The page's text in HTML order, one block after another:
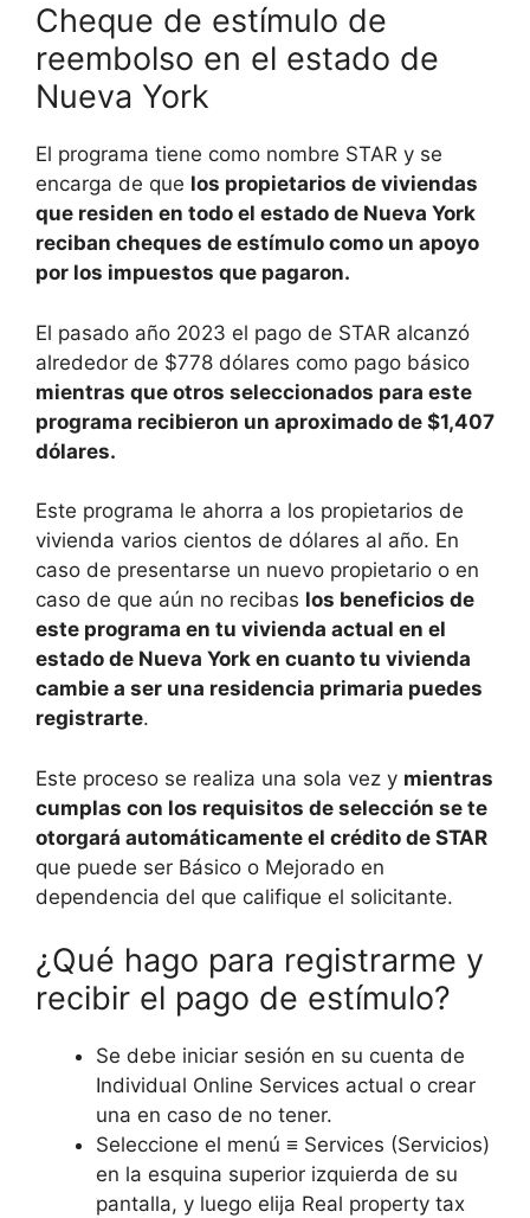
Cheque de estímulo de
reembolso en el estado de
Nueva York
El programa tiene como nombre STAR y se
encarga de que los propietarios de viviendas
que residen en todo el estado de Nueva York
reciban cheques de estímulo como un apoyo
por los impuestos que pagaron.
El pasado año 2023 el pago de STAR alcanzó
alrededor de $778 dólares como pago básico
mientras que otros seleccionados para este
programa recibieron un aproximado de $1,407
dólares.
Este programa le ahorra a los propietarios de
vivienda varios cientos de dólares al año. En
caso de presentarse un nuevo propietario o en
caso de que aún no recibas los beneficios de
este programa en tu vivienda actual en el
estado de Nueva York en cuanto tu vivienda
cambie a ser una residencia primaria puedes
registrarte.
Este proceso se realiza una sola vez y mientras
cumplas con los requisitos de selección se te
otorgará automáticamente el crédito de STAR
que puede ser Básico o Mejorado en
dependencia del que califique el solicitante.
¿Qué hago para registrarme y
recibir el pago de estímulo?
Se debe iniciar sesión en su cuenta de
Individual Online Services actual o crear
una en caso de no tener.
Seleccione el menú ≡ Services (Servicios)
en la esquina superior izquierda de su
pantalla, y luego elija Real property tax